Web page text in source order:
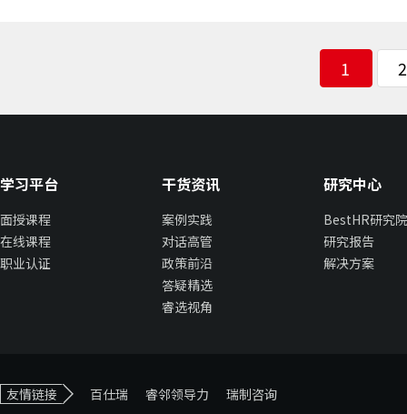
1 2
学习平台
面授课程
在线课程
职业认证
干货资讯
案例实践
对话高管
政策前沿
答疑精选
睿选视角
研究中心
BestHR研究院
研究报告
解决方案
友情链接 百仕瑞 睿邻领导力
瑞制咨询